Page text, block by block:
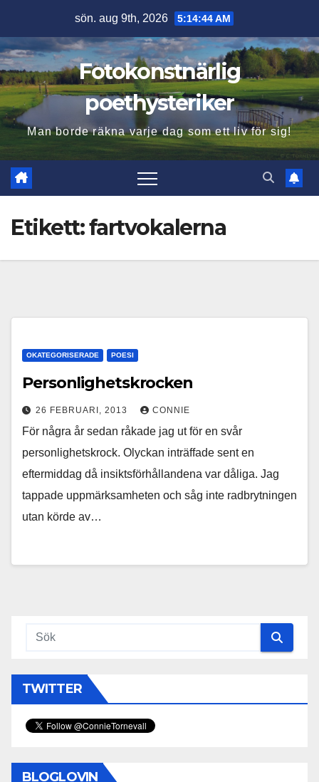
innehåll
sön. aug 9th, 2026 5:14:45 AM
Fotokonstnärlig
poethysteriker
Man borde räkna varje dag som ett liv för sig!
Etikett:fartvokalerna
OKATEGORISERADE POESI
Personlighetskrocken
26 FEBRUARI, 2013 CONNIE
För några år sedan råkade jag ut för en svår
personlighetskrock. Olyckan inträffade sent en
eftermiddag då insiktsförhållandena var dåliga. Jag
tappade uppmärksamheten och såg inte radbrytningen
utan körde av…
TWITTER
BLOGLOVIN